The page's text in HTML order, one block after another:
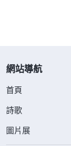
網站導航
首頁
詩歌
圖片展